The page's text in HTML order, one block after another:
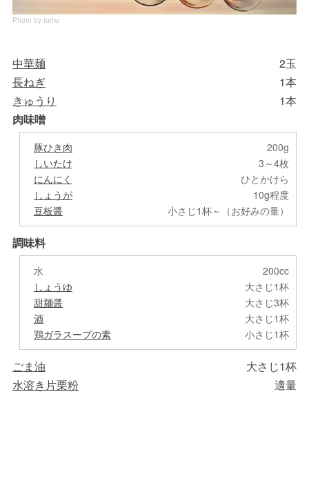
Photo by tumu
中華麺
2玉
長ねぎ
1本
きゅうり
1本
肉味噌
豚ひき肉
200g
しいたけ
3～4枚
にんにく
ひとかけら
しょうが
10g程度
豆板醤
小さじ1杯～（お好みの量）
調味料
水
200cc
しょうゆ
大さじ1杯
甜麺醤
大さじ3杯
酒
大さじ1杯
鶏ガラスープの素
小さじ1杯
ごま油
大さじ1杯
水溶き片栗粉
適量